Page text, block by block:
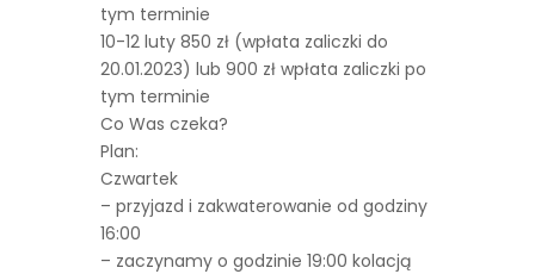
tym terminie
10-12 luty 850 zł (wpłata zaliczki do
20.01.2023) lub 900 zł wpłata zaliczki po
tym terminie
Co Was czeka?
Plan:
Czwartek
– przyjazd i zakwaterowanie od godziny
16:00
– zaczynamy o godzinie 19:00 kolacją